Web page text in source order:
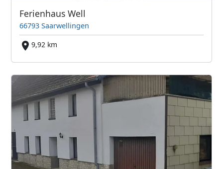
Ferienhaus Well
66793 Saarwellingen
9,92 km